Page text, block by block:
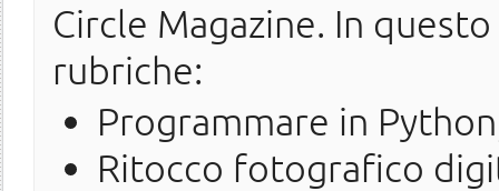
Circle Magazine. In
rubriche:
Programmare in
Ritocco fotografico